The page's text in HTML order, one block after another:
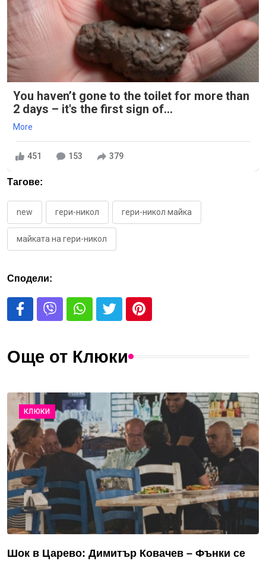
You haven’t gone to the toilet for more than
2 days – it's the first sign of...
More
451 153 379
Тагове:
new гери-никол гери-никол майка
майката на гери-никол
Сподели:
Още от Клюки
КЛЮКИ
Шок в Царево: Димитър Ковачев – Фънки се